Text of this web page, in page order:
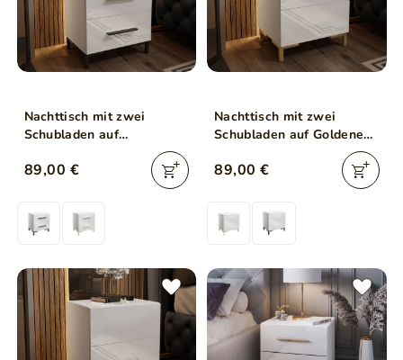
Nachttisch mit zwei
Schubladen auf
Nuveo Lux Weiß
89,00 €
Nachttisch mit zwei
Schubladen auf Goldenen
Beinen Nuveo Lux Weiß
Hochglanz
89,00 €